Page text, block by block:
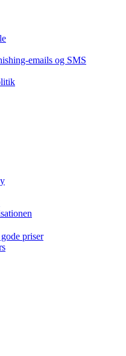
emails og SMS
priser